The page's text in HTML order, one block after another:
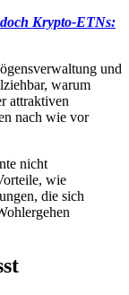
Krypto-ETNs:
und
warum
attraktiven
nach wie vor
nicht
wie
die sich